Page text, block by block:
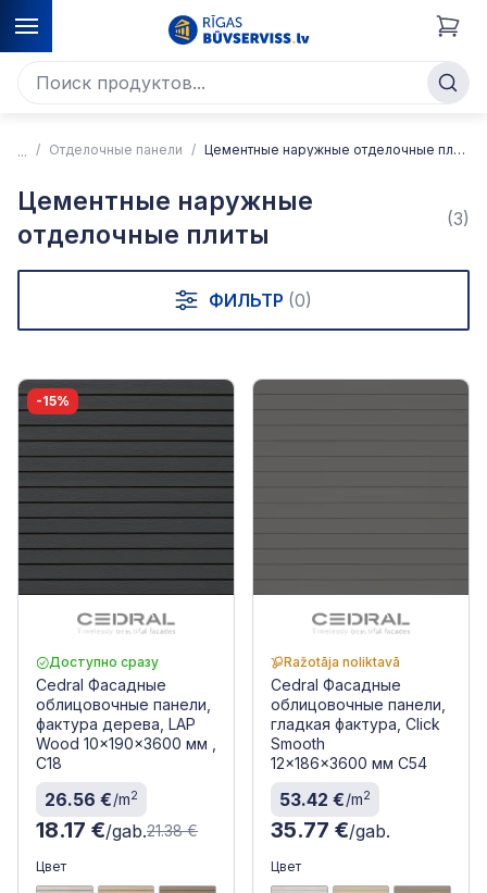
Отделочные панели Цементные наружные отделочные плиты
Цементные наружные
отделочные плиты
(3)
ФИЛЬТР (0)
-15%
Доступно сразу
Cedral Фасадные
облицовочные панели,
фактура дерева, LAP
Wood 10x190x3600 мм ,
C18
26.56 €/m2
18.17 €/gab.21.38 €
Цвет
Ražotāja noliktavā
Cedral Фасадные
облицовочные панели,
гладкая фактура, Click
Smooth
12x186x3600 мм C54
53.42 €/m2
35.77 €/gab.
Цвет